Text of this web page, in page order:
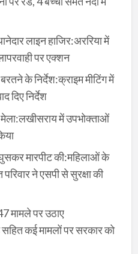
लाइन हाजिर:अररिया में
पर एक्शन
के निर्देश:क्राइम मीटिंग में
दिए निर्देश
में उपभोक्ताओं
मारपीट की:महिलाओं के
ने एसपी से सुरक्षा की
मामले पर उठाए
कई मामलों पर सरकार को